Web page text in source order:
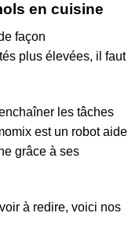
en cuisine
façon
plus élevées, il faut
les tâches
est un robot aide
grâce à ses
à redire, voici nos